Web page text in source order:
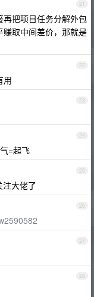
21
把项目任务分解外包
取中间差价，那就是
22
用
23
24
=起飞
25
大佬了
26
27
28